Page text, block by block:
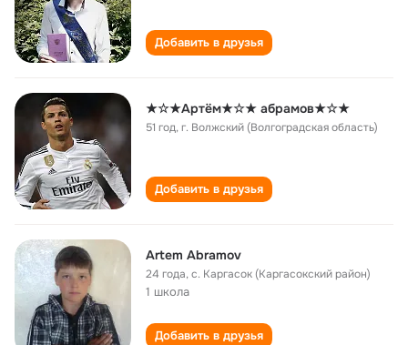
Добавить в друзья
★☆★Артём★☆★ абрамов★☆★
51 год,г. Волжский (Волгоградская область)
Добавить в друзья
Artem Abramov
24 года,с. Каргасок (Каргасокский район)
1 школа
Добавить в друзья